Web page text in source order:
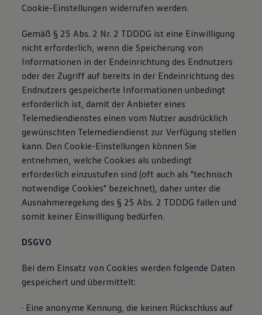
Cookie-Einstellungen widerrufen werden.
Gemäß § 25 Abs. 2 Nr. 2 TDDDG ist eine Einwilligung
nicht erforderlich, wenn die Speicherung von
Informationen in der Endeinrichtung des Endnutzers
oder der Zugriff auf bereits in der Endeinrichtung des
Endnutzers gespeicherte Informationen unbedingt
erforderlich ist, damit der Anbieter eines
Telemediendienstes einen vom Nutzer ausdrücklich
gewünschten Telemediendienst zur Verfügung stellen
kann. Den Cookie-Einstellungen können Sie
entnehmen, welche Cookies als unbedingt
erforderlich einzustufen sind (oft auch als "technisch
notwendige Cookies" bezeichnet), daher unter die
Ausnahmeregelung des § 25 Abs. 2 TDDDG fallen und
somit keiner Einwilligung bedürfen.
DSGVO
Bei dem Einsatz von Cookies werden folgende Daten
gespeichert und übermittelt:
· Eine anonyme Kennung, die keinen Rückschluss auf